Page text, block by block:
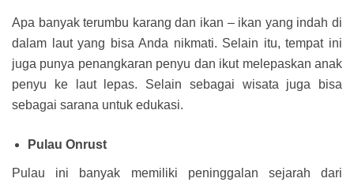
Apa banyak terumbu karang dan ikan – ikan yang indah di
dalam laut yang bisa Anda nikmati. Selain itu, tempat ini
juga punya penangkaran penyu dan ikut melepaskan anak
penyu ke laut lepas. Selain sebagai wisata juga bisa
sebagai sarana untuk edukasi.
Pulau Onrust
Pulau ini banyak memiliki peninggalan sejarah dari